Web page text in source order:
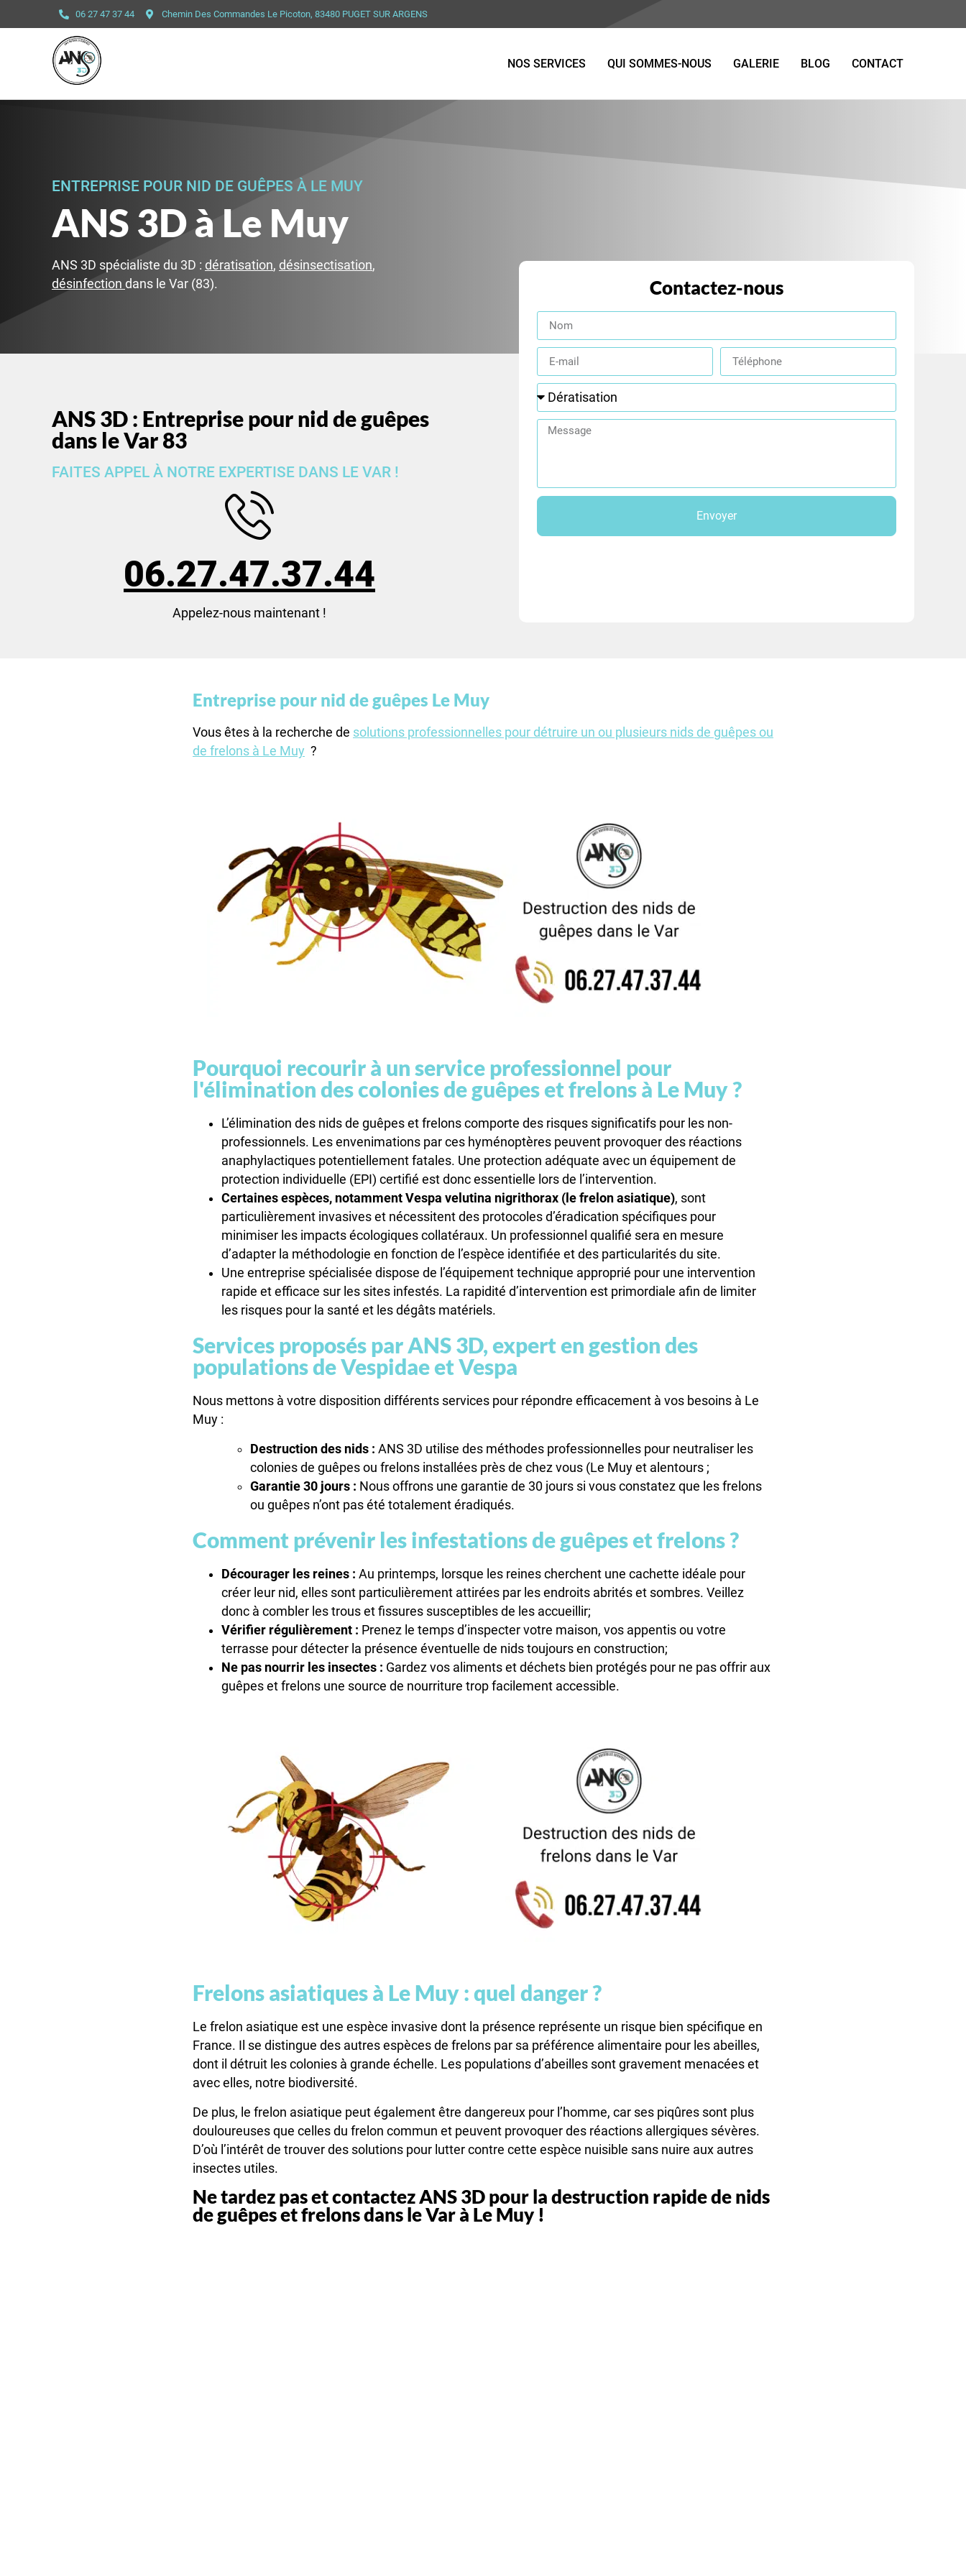
06 27 47 37 44 Chemin Des Commandes Le Picoton, 83480 PUGET SUR ARGENS
NOS SERVICES QUI SOMMES-NOUS GALERIE BLOG CONTACT
ENTREPRISE POUR NID DE GUÊPES À LE MUY
ANS 3D à Le Muy
ANS 3D spécialiste du 3D : dératisation, désinsectisation,
désinfection dans le Var (83).
ANS 3D : Entreprise pour nid de guêpes
dans le Var 83
FAITES APPEL À NOTRE EXPERTISE DANS LE VAR !
06.27.47.37.44
Appelez-nous maintenant !
Contactez-nous
Envoyer
Entreprise pour nid de guêpes Le Muy
Vous êtes à la recherche de solutions professionnelles pour détruire un ou plusieurs nids de guêpes ou
de frelons à Le Muy ?
Pourquoi recourir à un service professionnel pour
l'élimination des colonies de guêpes et frelons à Le Muy ?
L’élimination des nids de guêpes et frelons comporte des risques significatifs pour les non-
professionnels. Les envenimations par ces hyménoptères peuvent provoquer des réactions
anaphylactiques potentiellement fatales. Une protection adéquate avec un équipement de
protection individuelle (EPI) certifié est donc essentielle lors de l’intervention.
Certaines espèces, notamment Vespa velutina nigrithorax (le frelon asiatique), sont
particulièrement invasives et nécessitent des protocoles d’éradication spécifiques pour
minimiser les impacts écologiques collatéraux. Un professionnel qualifié sera en mesure
d’adapter la méthodologie en fonction de l’espèce identifiée et des particularités du site.
Une entreprise spécialisée dispose de l’équipement technique approprié pour une intervention
rapide et efficace sur les sites infestés. La rapidité d’intervention est primordiale afin de limiter
les risques pour la santé et les dégâts matériels.
Services proposés par ANS 3D, expert en gestion des
populations de Vespidae et Vespa
Nous mettons à votre disposition différents services pour répondre efficacement à vos besoins à Le
Muy :
Destruction des nids : ANS 3D utilise des méthodes professionnelles pour neutraliser les
colonies de guêpes ou frelons installées près de chez vous (Le Muy et alentours ;
Garantie 30 jours : Nous offrons une garantie de 30 jours si vous constatez que les frelons
ou guêpes n’ont pas été totalement éradiqués.
Comment prévenir les infestations de guêpes et frelons ?
Décourager les reines : Au printemps, lorsque les reines cherchent une cachette idéale pour
créer leur nid, elles sont particulièrement attirées par les endroits abrités et sombres. Veillez
donc à combler les trous et fissures susceptibles de les accueillir;
Vérifier régulièrement : Prenez le temps d’inspecter votre maison, vos appentis ou votre
terrasse pour détecter la présence éventuelle de nids toujours en construction;
Ne pas nourrir les insectes : Gardez vos aliments et déchets bien protégés pour ne pas offrir aux
guêpes et frelons une source de nourriture trop facilement accessible.
Frelons asiatiques à Le Muy : quel danger ?
Le frelon asiatique est une espèce invasive dont la présence représente un risque bien spécifique en
France. Il se distingue des autres espèces de frelons par sa préférence alimentaire pour les abeilles,
dont il détruit les colonies à grande échelle. Les populations d’abeilles sont gravement menacées et
avec elles, notre biodiversité.
De plus, le frelon asiatique peut également être dangereux pour l’homme, car ses piqûres sont plus
douloureuses que celles du frelon commun et peuvent provoquer des réactions allergiques sévères.
D’où l’intérêt de trouver des solutions pour lutter contre cette espèce nuisible sans nuire aux autres
insectes utiles.
Ne tardez pas et contactez ANS 3D pour la destruction rapide de nids
de guêpes et frelons dans le Var à Le Muy !